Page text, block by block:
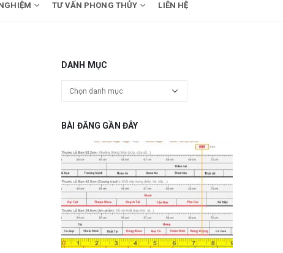
TƯ VẤN PHONG THỦY LIÊN HỆ
DANH MỤC
Danh
BÀI ĐĂNG GẦN ĐÂY